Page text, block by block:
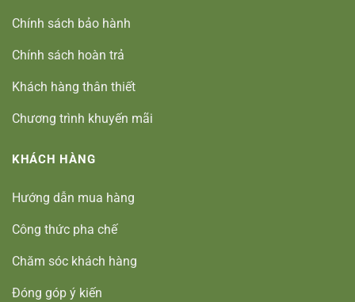
Chính sách bảo hành
Chính sách hoàn trả
Khách hàng thân thiết
Chương trình khuyến mãi
KHÁCH HÀNG
Hướng dẫn mua hàng
Công thức pha chế
Chăm sóc khách hàng
Đóng góp ý kiến